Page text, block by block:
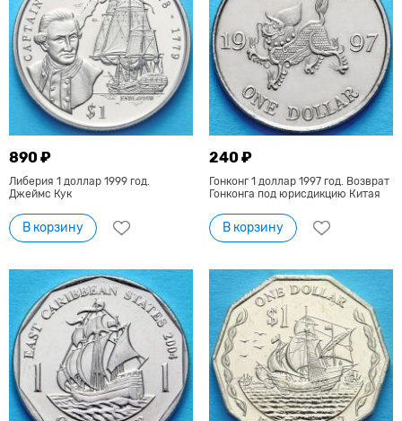
890 ₽
Либерия 1 доллар 1999 год.
Джеймс Кук
В корзину
240 ₽
Гонконг 1 доллар 1997 год. Возврат
Гонконга под юрисдикцию Китая
В корзину